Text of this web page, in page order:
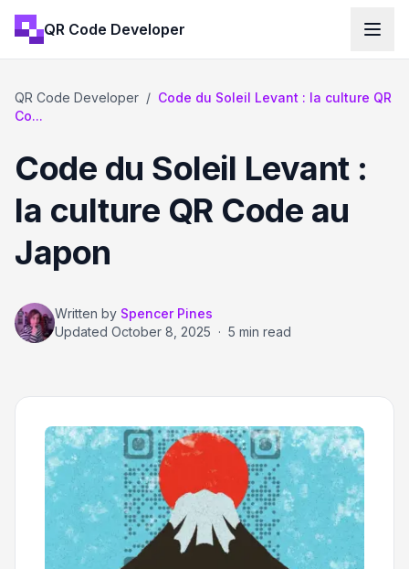
QR Code Developer
QR Code Developer / Code du Soleil Levant : la culture QR
Co...
Code du Soleil Levant :
la culture QR Code au
Japon
Written by Spencer Pines
Updated October 8, 2025 · 5 min read